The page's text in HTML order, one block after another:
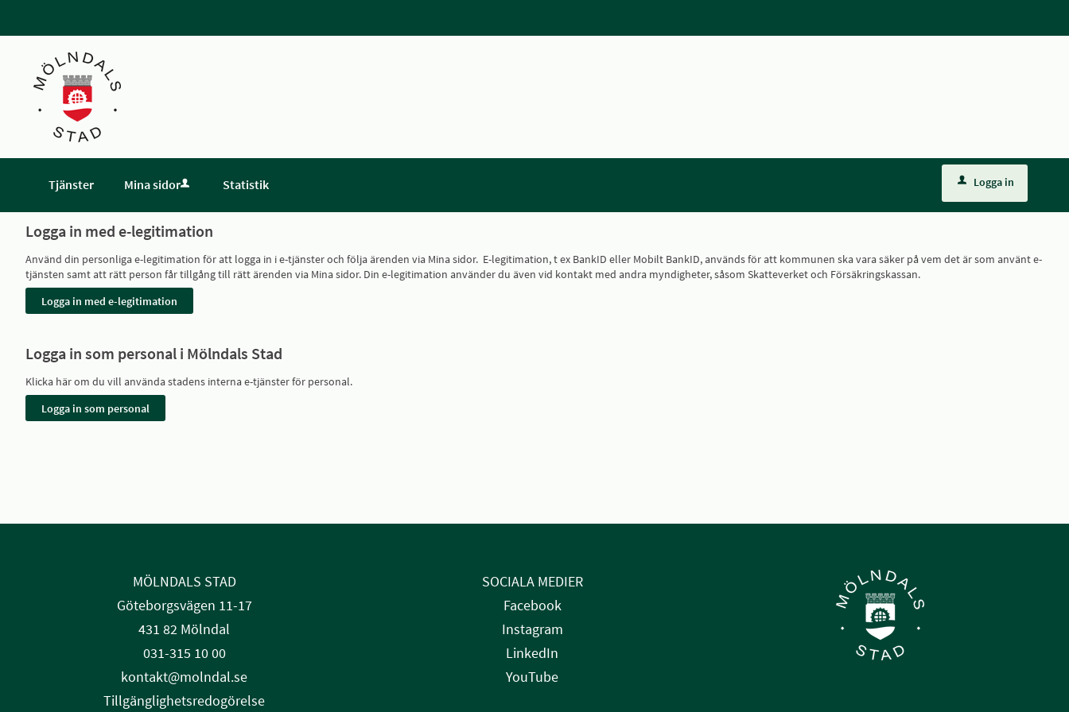
Tjänster Mina sidor Statistik Logga in
Logga in med e-legitimation
Använd din personliga e-legitimation för att logga in i e-tjänster och följa ärenden via Mina sidor. E-legitimation, t ex BankID eller Mobilt BankID, används för att kommunen ska vara säker på vem det är som använt e-
tjänsten samt att rätt person får tillgång till rätt ärenden via Mina sidor. Din e-legitimation använder du även vid kontakt med andra myndigheter, såsom Skatteverket och Försäkringskassan.
Logga in som personal i Mölndals Stad
Klicka här om du vill använda stadens interna e-tjänster för personal.
MÖLNDALS STAD
Göteborgsvägen 11-17
431 82 Mölndal
031-315 10 00
kontakt@molndal.se
Tillgänglighetsredogörelse
SOCIALA MEDIER
Facebook
Instagram
LinkedIn
YouTube